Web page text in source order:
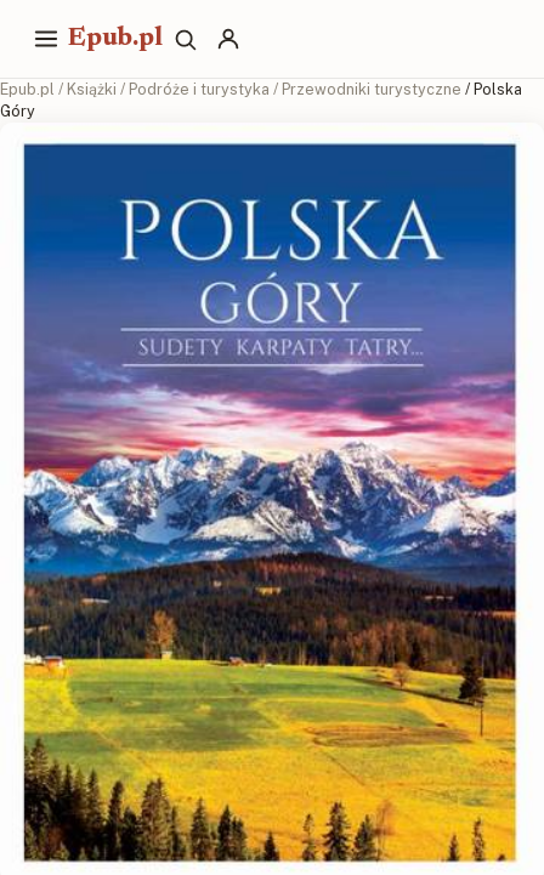
Epub.pl
Epub.pl / Książki / Podróże i turystyka / Przewodniki turystyczne / Polska
Góry